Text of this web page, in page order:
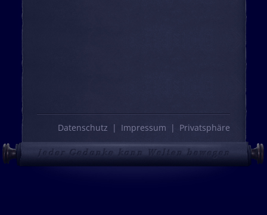
Datenschutz Impressum Privatsphäre